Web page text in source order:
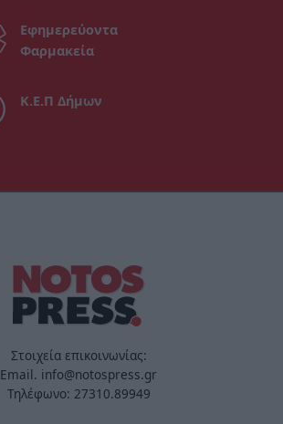
Εφημερεύοντα
Φαρμακεία
Κ.Ε.Π Δήμων
Στοιχεία επικοινωνίας:
Email. info@notospress.gr
Τηλέφωνο: 27310.89949